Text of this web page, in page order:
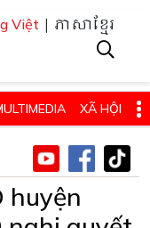
Việt | ភាសាខ្មែរ
XÃ HỘI
NGHỆ
KHỎE VÀ ĐỜI SỐNG
ĐỀ
huyện